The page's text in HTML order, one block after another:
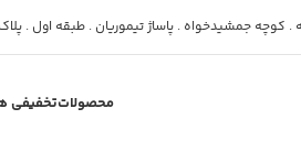
کوچه جمشیدخواه . پاساژ تیموریان . طبقه اول . پلاک 113
محصولاتتخفیفی